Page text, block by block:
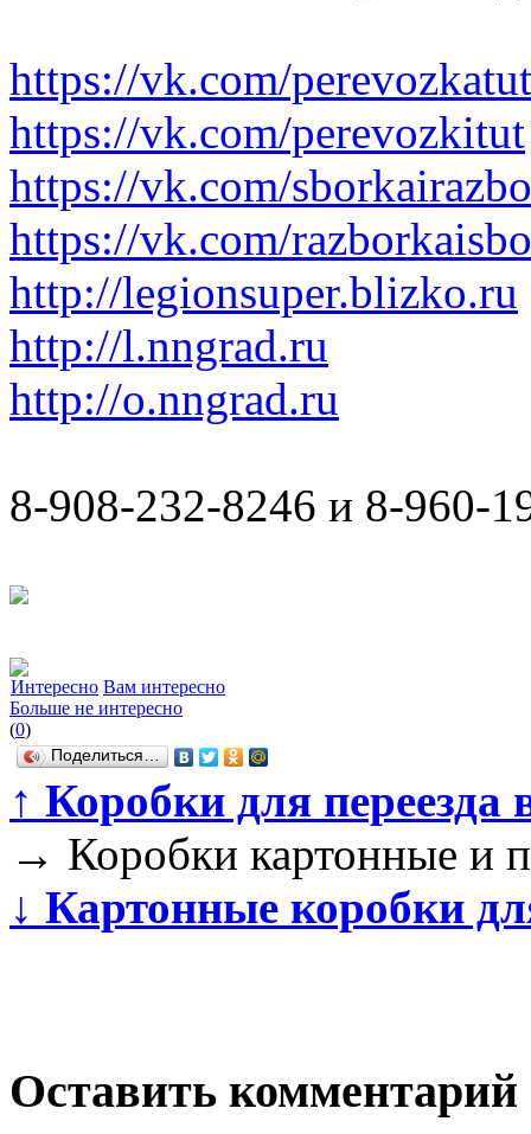
https://vk.com/perevozkatut
https://vk.com/perevozkitut
https://vk.com/
https://vk.com/
http://legionsuper.blizko.ru
http://l.nngrad.ru
http://o.nngrad.ru
8-908-232-8246 и 8-960-
Интересно Вам интересно
Больше не интересно
(0)
Поделиться…
↑ Коробки для
→ Коробки картонные и
↓ Картонные коробки
Оставить комментарий